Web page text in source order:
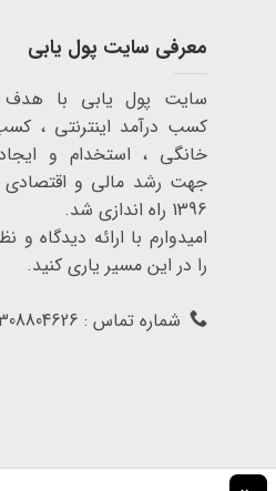
معرفی سایت پول یابی
سایت پول یابی با هدف
کسب درآمد اینترنتی ،
خانگی ، استخدام و ایجاد
جهت رشد مالی و
1396 راه اندازی شد.
امیدوارم با ارائه دیدگاه و
را در این مسیر یاری کنید.
شماره تماس : 09308804626